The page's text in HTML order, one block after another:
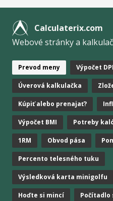
Calculaterix.com
Webové stránky a
Prevod meny Výpočet
Úverová kalkulačka
Kúpiť alebo prenajať?
Výpočet BMI Potreby
1RM Obvod pása
Percento telesného tuku
Výsledková karta minigolfu
Hoďte si mincí Počítadlo